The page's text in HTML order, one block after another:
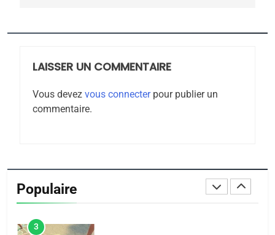
LAISSER UN COMMENTAIRE
Vous devez vous connecterpour publier un
commentaire.
Populaire
Azilal consacrés produits
DAFINA MAROC
1
De Loya Stauber
guerre»: La nouvelle
chanson de Boy George
3